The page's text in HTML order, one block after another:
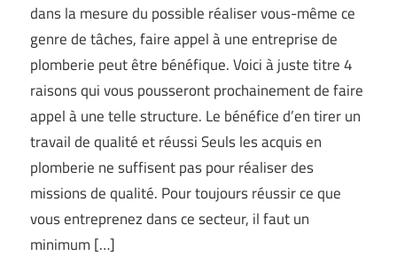
dans la mesure du possible réaliser vous-même ce
genre de tâches, faire appel à une entreprise de
plomberie peut être bénéfique. Voici à juste titre 4
raisons qui vous pousseront prochainement de faire
appel à une telle structure. Le bénéfice d’en tirer un
travail de qualité et réussi Seuls les acquis en
plomberie ne suffisent pas pour réaliser des
missions de qualité. Pour toujours réussir ce que
vous entreprenez dans ce secteur, il faut un
minimum […]